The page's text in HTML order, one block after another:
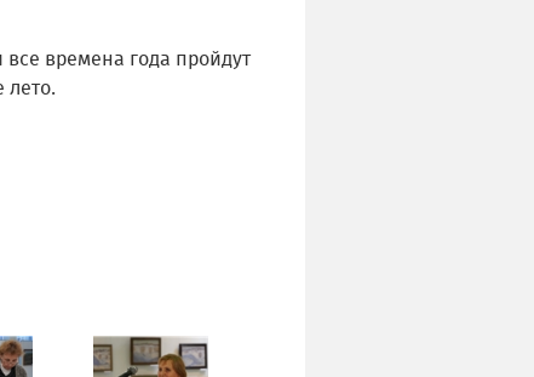
времена года пройдут
лето.